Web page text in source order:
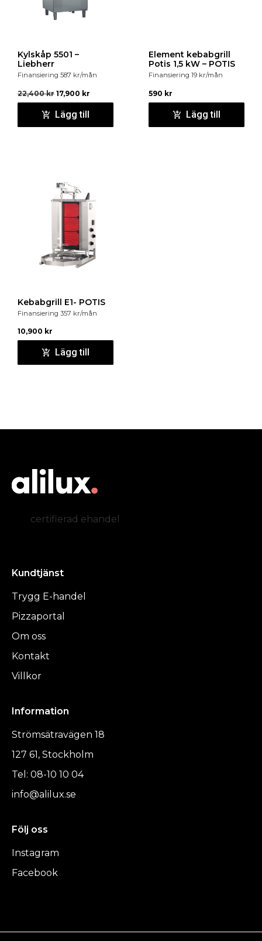
Kylskåp 5501 –
Liebherr
Finansiering 587 kr/mån
22,400kr 17,900 kr
Lägg till
Element kebabgrill
Potis 1,5 kW – POTIS
Finansiering 19 kr/mån
590 kr
Lägg till
Kebabgrill E1- POTIS
Finansiering 357 kr/mån
10,900 kr
Lägg till
certifierad ehandel
Kundtjänst
Trygg E-handel
Pizzaportal
Om oss
Kontakt
Villkor
Information
Strömsätravägen 18
127 61, Stockholm
Tel: 08-10 10 04
info@alilux.se
Följ oss
Instagram
Facebook